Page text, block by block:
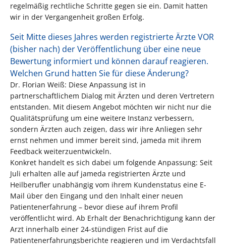
regelmäßig rechtliche Schritte gegen sie ein. Damit hatten
wir in der Vergangenheit großen Erfolg.
Seit Mitte dieses Jahres werden registrierte Ärzte VOR
(bisher nach) der Veröffentlichung über eine neue
Bewertung informiert und können darauf reagieren.
Welchen Grund hatten Sie für diese Änderung?
Dr. Florian Weiß: Diese Anpassung ist in
partnerschaftlichem Dialog mit Ärzten und deren Vertretern
entstanden. Mit diesem Angebot möchten wir nicht nur die
Qualitätsprüfung um eine weitere Instanz verbessern,
sondern Ärzten auch zeigen, dass wir ihre Anliegen sehr
ernst nehmen und immer bereit sind, jameda mit ihrem
Feedback weiterzuentwickeln.
Konkret handelt es sich dabei um folgende Anpassung: Seit
Juli erhalten alle auf jameda registrierten Ärzte und
Heilberufler unabhängig vom ihrem Kundenstatus eine E-
Mail über den Eingang und den Inhalt einer neuen
Patientenerfahrung – bevor diese auf ihrem Profil
veröffentlicht wird. Ab Erhalt der Benachrichtigung kann der
Arzt innerhalb einer 24-stündigen Frist auf die
Patientenerfahrungsberichte reagieren und im Verdachtsfall